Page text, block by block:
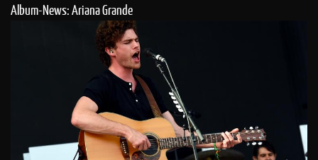
Album-News: Ariana Grande